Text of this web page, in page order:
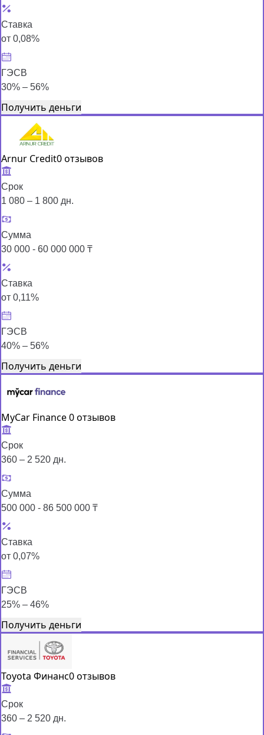
Ставка
от 0,08%
ГЭСВ
30% – 56%
Получить деньги
Arnur Credit0 отзывов
Срок
1 080 – 1 800 дн.
Сумма
30 000 - 60 000 000 ₸
Ставка
от 0,11%
ГЭСВ
40% – 56%
Получить деньги
MyCar Finance0 отзывов
Срок
360 – 2 520 дн.
Сумма
500 000 - 86 500 000 ₸
Ставка
от 0,07%
ГЭСВ
25% – 46%
Получить деньги
Toyota Финанс0 отзывов
Срок
360 – 2 520 дн.